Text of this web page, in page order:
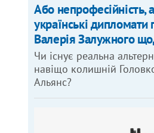
Або непрофесійність,
українські дипломати
Валерія Залужного
Чи існує реальна
навіщо колишній
Альянс?